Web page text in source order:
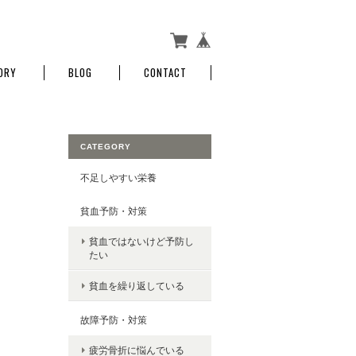
BLOG CONTACT
CATEGORY
不足しやすい栄養
貧血予防・対策
貧血ではないけど予防し
たい
貧血を繰り返している
故障予防・対策
疲労骨折に悩んでいる